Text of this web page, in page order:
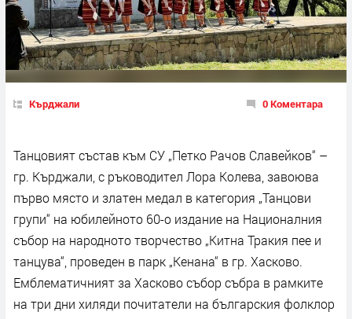
Кърджали 0 Коментара
Танцовият състав към СУ „Петко Рачов Славейков“ –
гр. Кърджали, с ръководител Лора Колева, завоюва
първо място и златен медал в категория „Танцови
групи“ на юбилейното 60-о издание на Националния
събор на народното творчество „Китна Тракия пее и
танцува“, проведен в парк „Кенана“ в гр. Хасково.
Емблематичният за Хасково събор събра в рамките
на три дни хиляди почитатели на българския фолклор